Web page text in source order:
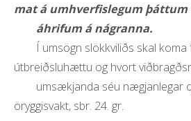
mat á umhverfislegum þáttum
áhrifum á nágranna.
Í umsögn slökkviliðs skal koma
útbreiðsluhættu og hvort
umsækjanda séu nægjanlegar
öryggisvakt, sbr. 24. gr.
Ársskýrslur
Ársskýrslur
Umsóknir
Umsóknir um leyfi frá
Hafnarfjarðar- og